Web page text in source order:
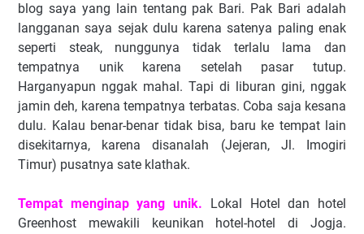
blog saya yang lain tentang pak Bari. Pak Bari adalah
langganan saya sejak dulu karena satenya paling enak
seperti steak, nunggunya tidak terlalu lama dan
tempatnya unik karena setelah pasar tutup.
Harganyapun nggak mahal. Tapi di liburan gini, nggak
jamin deh, karena tempatnya terbatas. Coba saja kesana
dulu. Kalau benar-benar tidak bisa, baru ke tempat lain
disekitarnya, karena disanalah (Jejeran, Jl. Imogiri
Timur) pusatnya sate klathak.
Tempat menginap yang unik. Lokal Hotel dan hotel
Greenhost mewakili keunikan hotel-hotel di Jogja.